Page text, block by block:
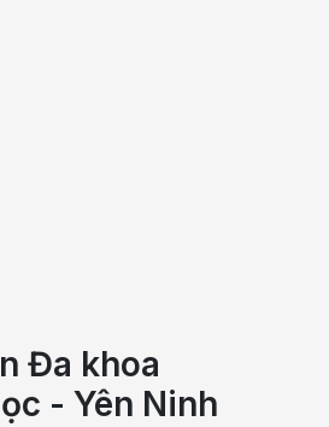
Đa khoa
- Yên Ninh